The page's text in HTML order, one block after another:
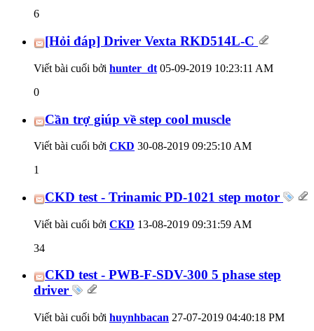
6
[Hỏi đáp] Driver Vexta RKD514L-C
Viết bài cuối bởi hunter_dt 05-09-2019 10:23:11 AM
0
Cần trợ giúp về step cool muscle
Viết bài cuối bởi CKD 30-08-2019 09:25:10 AM
1
CKD test - Trinamic PD-1021 step motor
Viết bài cuối bởi CKD 13-08-2019 09:31:59 AM
34
CKD test - PWB-F-SDV-300 5 phase step
driver
Viết bài cuối bởi huynhbacan 27-07-2019 04:40:18 PM